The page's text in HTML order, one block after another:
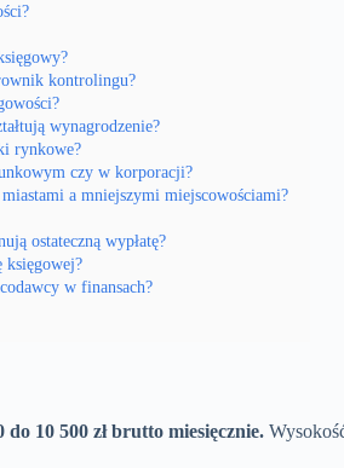
kontrolingu?
wynagrodzenie?
rynkowe?
czy w korporacji?
a mniejszymi miejscowościami?
ostateczną wypłatę?
księgowej?
w finansach?
10 500 zł brutto miesięcznie.